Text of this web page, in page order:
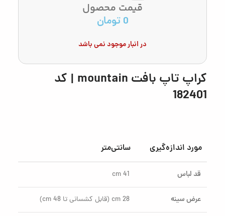
قیمت محصول
0 تومان
در انبار موجود نمی باشد
کراپ تاپ بافت mountain | کد
182401
مورد اندازه‌گیری سانتی‌متر
قد لباس 41 cm
عرض سینه 28 cm (قابل کشسانی تا 48 cm)